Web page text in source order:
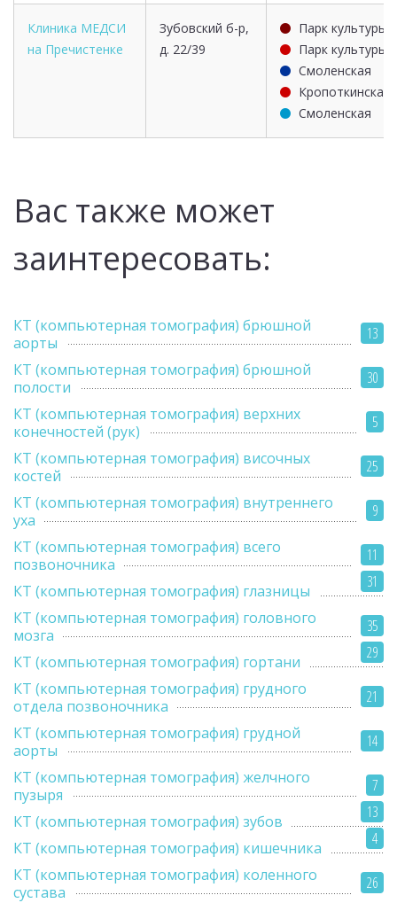
Клиника МЕДСИ
на Пречистенке
Зубовский б-р,
д. 22/39
Парк культуры
Парк культуры
Смоленская
Кропоткинская
Смоленская
Вас также может
заинтересовать:
13
КТ (компьютерная томография) брюшной
аорты
30
КТ (компьютерная томография) брюшной
полости
5
КТ (компьютерная томография) верхних
конечностей (рук)
25
КТ (компьютерная томография) височных
костей
9
КТ (компьютерная томография) внутреннего
уха
11
КТ (компьютерная томография) всего
позвоночника
31
КТ (компьютерная томография) глазницы
35
КТ (компьютерная томография) головного
мозга
29
КТ (компьютерная томография) гортани
21
КТ (компьютерная томография) грудного
отдела позвоночника
14
КТ (компьютерная томография) грудной
аорты
7
КТ (компьютерная томография) желчного
пузыря
13
КТ (компьютерная томография) зубов
4
КТ (компьютерная томография) кишечника
26
КТ (компьютерная томография) коленного
сустава